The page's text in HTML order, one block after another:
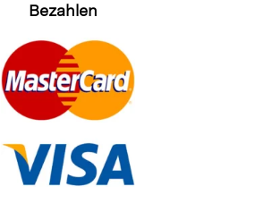
Bezahlen